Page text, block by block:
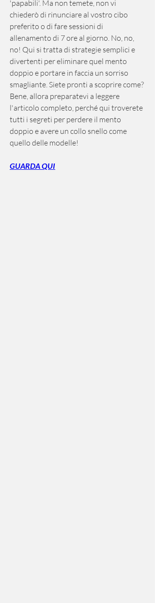
'papabili'. Ma non temete, non vi
chiederò di rinunciare al vostro cibo
preferito o di fare sessioni di
allenamento di 7 ore al giorno. No, no,
no! Qui si tratta di strategie semplici e
divertenti per eliminare quel mento
doppio e portare in faccia un sorriso
smagliante. Siete pronti a scoprire come?
Bene, allora preparatevi a leggere
l'articolo completo, perché qui troverete
tutti i segreti per perdere il mento
doppio e avere un collo snello come
quello delle modelle!
GUARDA QUI